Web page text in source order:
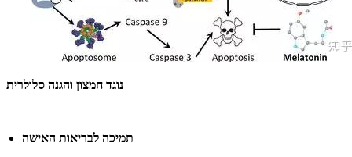
נוגד חמצון והגנה סלולרית
תמיכה לבריאות האישה